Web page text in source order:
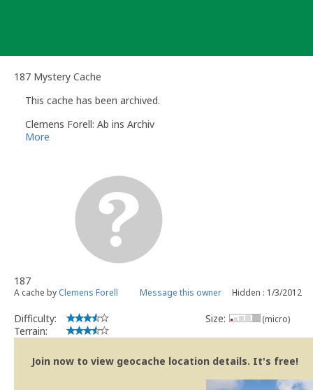
187 Mystery Cache
This cache has been archived.
Clemens Forell: Ab ins Archiv
More
187
A cache by Clemens Forell Message this owner Hidden : 1/3/2012
Difficulty:
Terrain:
Size: (micro)
Join now to view geocache location details. It's free!